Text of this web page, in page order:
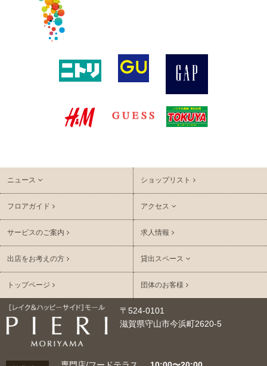
ニュース ショップリスト
フロアガイド アクセス
サービスのご案内 求人情報
出店をお考えの方 貸出スペース
トップページ 団体のお客様
〒524-0101
滋賀県守山市今浜町2620-5